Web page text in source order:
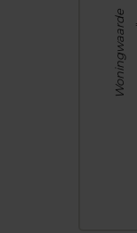
Woningwaarde